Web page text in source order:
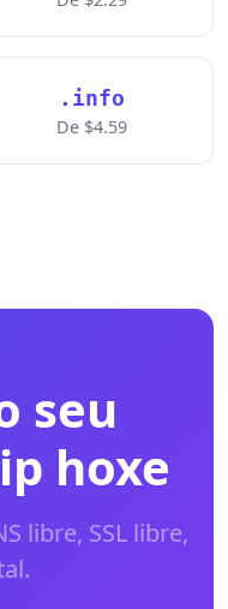
.info
De $4.59
seu
hoxe
libre, SSL libre,